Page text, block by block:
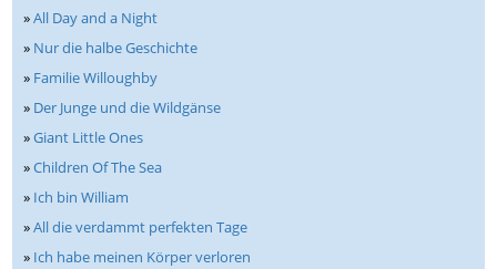
»All Day and a Night
» Nur die halbe Geschichte
» Familie Willoughby
» Der Junge und die Wildgänse
»Giant Little Ones
»Children Of The Sea
» Ich bin William
»All die verdammt perfekten Tage
» Ich habe meinen Körper verloren